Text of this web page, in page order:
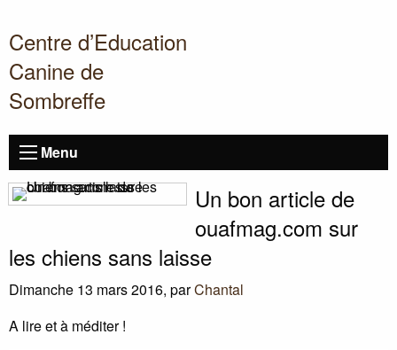
Centre d’Education
Canine de
Sombreffe
Menu
Un bon article de
ouafmag.com sur
les chiens sans laisse
Dimanche 13 mars 2016, parChantal
A lire et à méditer !